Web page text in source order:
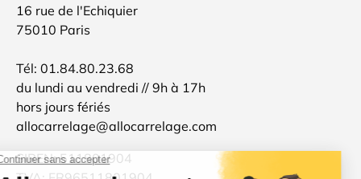
16 rue de l'Echiquier
75010 Paris
Tél: 01.84.80.23.68
du lundi au vendredi // 9h à 17h
hors jours fériés
allocarrelage@allocarrelage.com
SIREN: 511801904